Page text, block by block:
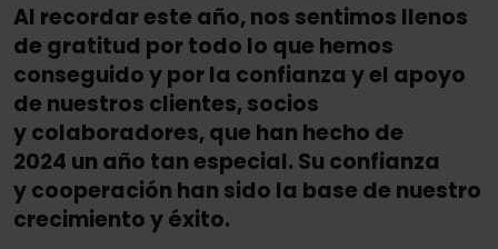
Al recordar este año, nos sentimos llenos
de gratitud por todo lo que hemos
conseguido y por la confianza y el apoyo
de nuestros clientes, socios
y colaboradores, que han hecho de
2024 un año tan especial. Su confianza
y cooperación han sido la base de nuestro
crecimiento y éxito.